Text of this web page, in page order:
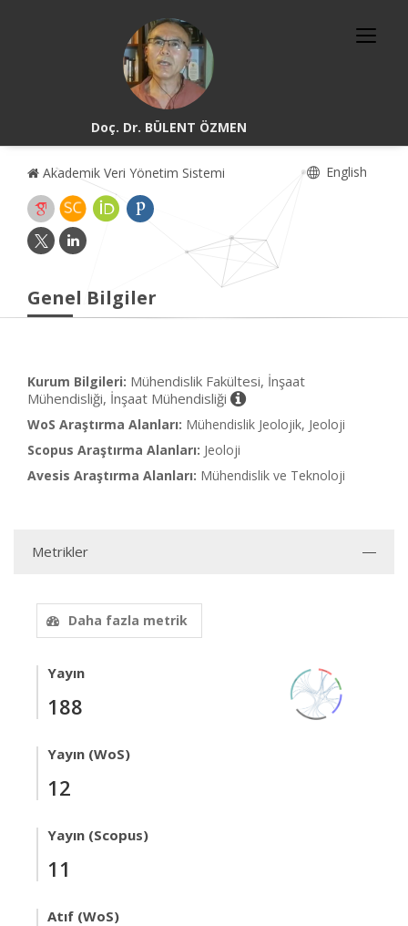
Doç. Dr. BÜLENT ÖZMEN
Akademik Veri Yönetim Sistemi English
Genel Bilgiler
Kurum Bilgileri: Mühendislik Fakültesi, İnşaat
Mühendisliği, İnşaat Mühendisliği
WoS Araştırma Alanları: Mühendislik Jeolojik, Jeoloji
Scopus Araştırma Alanları: Jeoloji
Avesis Araştırma Alanları: Mühendislik ve Teknoloji
Metrikler
Daha fazla metrik
Yayın
188
Yayın (WoS)
12
Yayın (Scopus)
11
Atıf (WoS)